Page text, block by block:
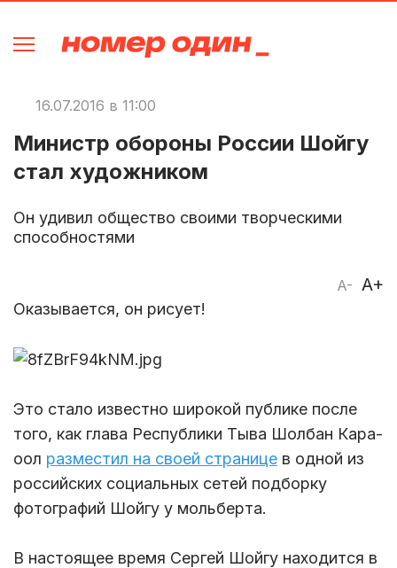
16.07.2016 в 11:00
Министр обороны России Шойгу
стал художником
Он удивил общество своими творческими
способностями
A- A+
Оказывается, он рисует!
Это стало известно широкой публике после
того, как глава Республики Тыва Шолбан Кара-
оол разместил на своей странице в одной из
российских социальных сетей подборку
фотографий Шойгу у мольберта.
В настоящее время Сергей Шойгу находится в